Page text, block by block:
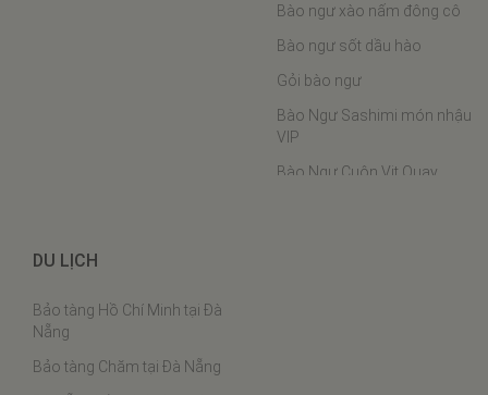
Bào ngư xào nấm đông cô
Bào ngư sốt dầu hào
Gỏi bào ngư
Bào Ngư Sashimi món nhậu
VIP
Bào Ngư Cuộn Vịt Quay
DU LỊCH
Bảo tàng Hồ Chí Minh tại Đà
Nẵng
Bảo tàng Chăm tại Đà Nẵng